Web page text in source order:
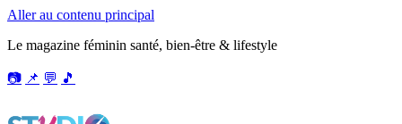
Aller au contenu principal
Le magazine féminin santé, bien-être & lifestyle
📷 📌 💬 🎵